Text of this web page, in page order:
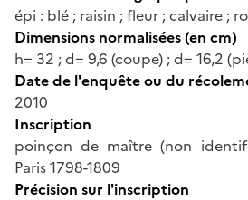
épi : blé ; raisin ; fleur ; calvaire ;
Dimensions normalisées (en cm)
h= 32 ; d= 9,6 (coupe) ; d= 16,2
Date de l'enquête ou du
2010
Inscription
poinçon de maître (non
Paris 1798-1809
Précision sur l'inscription